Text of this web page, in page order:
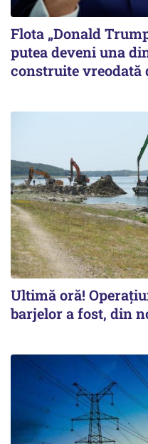
Flota „Donald
putea deveni una
construite vreodată
Ultimă oră!
barjelor a fost, din